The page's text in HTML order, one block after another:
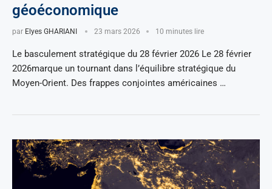
géoéconomique
par Elyes GHARIANI 23 mars 2026 10 minutes lire
Le basculement stratégique du 28 février 2026 Le 28 février
2026marque un tournant dans l’équilibre stratégique du
Moyen-Orient. Des frappes conjointes américaines …